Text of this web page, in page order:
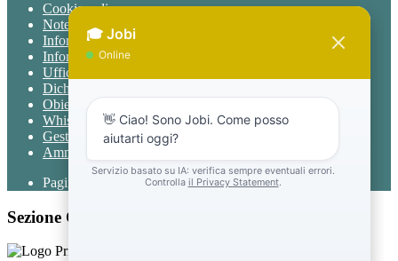
Cookie policy
Note legali
Informativa Privacy
Informativa Privacy chatbot Jobi
Ufficio Relazioni con il Pubblico
Dichiarazione di accessibilità
Obiettivi di accessibilità
Whistleblowing
Gestione consensi cookie
Amministrazione trasparente
Pagina visualizzata1093volte
Sezione Copyright